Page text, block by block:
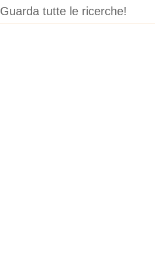
Guarda tutte le ricerche!